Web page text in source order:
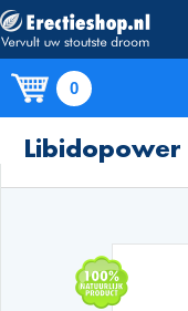
0
Libidopower